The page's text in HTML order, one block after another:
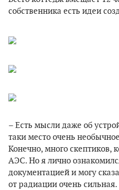
собственника есть идеи
– Есть мысли даже об
таки место очень
Конечно, много скептиков,
АЭС. Но я лично
документацией и могу
от радиации очень сильная.